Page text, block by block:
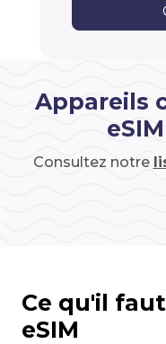
Appareils
Consultez notre
Ce qu'il
eSIM